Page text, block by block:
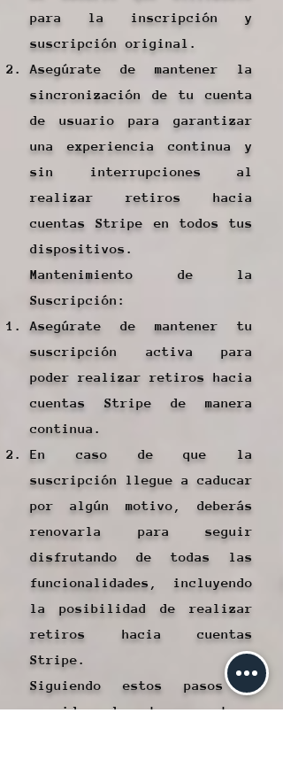
para la inscripción y
suscripción original.
Asegúrate de mantener la
sincronización de tu cuenta
de usuario para garantizar
una experiencia continua y
sin interrupciones al
realizar retiros hacia
cuentas Stripe en todos tus
dispositivos.
Mantenimiento de la
Suscripción:
Asegúrate de mantener tu
suscripción activa para
poder realizar retiros hacia
cuentas Stripe de manera
continua.
En caso de que la
suscripción llegue a caducar
por algún motivo, deberás
renovarla para seguir
disfrutando de todas las
funcionalidades, incluyendo
la posibilidad de realizar
retiros hacia cuentas
Stripe.
Siguiendo estos pasos y
considerando estos aspectos,